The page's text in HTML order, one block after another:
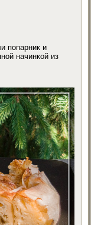
попарник и
начинкой из